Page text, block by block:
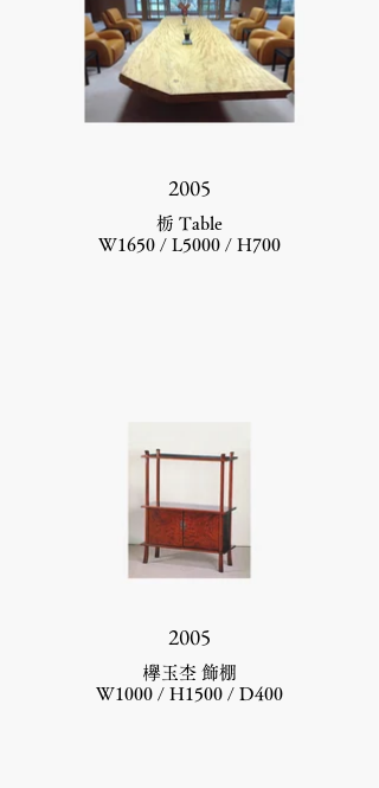
2005
栃 Table
W1650 / L5000 / H700
2005
欅玉杢 飾棚
W1000 / H1500 / D400